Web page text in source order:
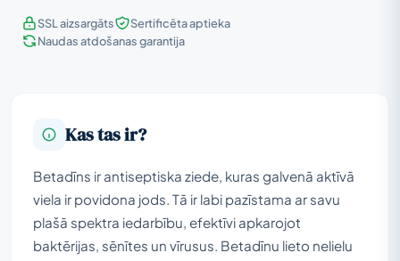
SSL aizsargāts
Sertificēta aptieka
Naudas atdošanas garantija
Kas tas ir?
Betadīns ir antiseptiska ziede, kuras galvenā aktīvā
viela ir povidona jods. Tā ir labi pazīstama ar savu
plašā spektra iedarbību, efektīvi apkarojot
baktērijas, sēnītes un vīrusus. Betadīnu lieto nelielu